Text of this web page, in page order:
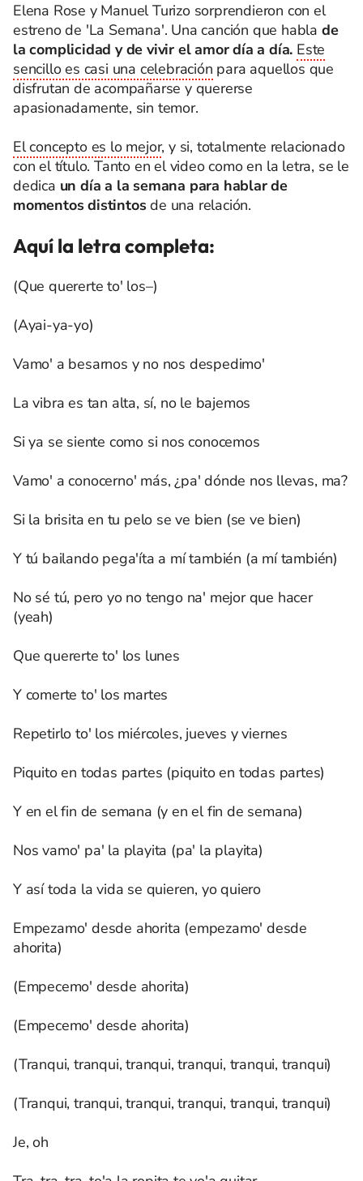
Elena Rose y Manuel Turizo sorprendieron con el
estreno de 'La Semana'. Una canción que habla de
la complicidad y de vivir el amor día a día. Este
sencillo es casi una celebración para aquellos que
disfrutan de acompañarse y quererse
apasionadamente, sin temor.
El concepto es lo mejor, y si, totalmente relacionado
con el título. Tanto en el video como en la letra, se le
dedica un día a la semana para hablar de
momentos distintosde una relación.
Aquí la letra completa:
(Que quererte to' los–)
(Ayai-ya-yo)
Vamo' a besarnos y no nos despedimo'
La vibra es tan alta, sí, no le bajemos
Si ya se siente como si nos conocemos
Vamo' a conocerno' más, ¿pa' dónde nos llevas, ma?
Si la brisita en tu pelo se ve bien (se ve bien)
Y tú bailando pega'íta a mí también (a mí también)
No sé tú, pero yo no tengo na' mejor que hacer
(yeah)
Que quererte to' los lunes
Y comerte to' los martes
Repetirlo to' los miércoles, jueves y viernes
Piquito en todas partes (piquito en todas partes)
Y en el fin de semana (y en el fin de semana)
Nos vamo' pa' la playita (pa' la playita)
Y así toda la vida se quieren, yo quiero
Empezamo' desde ahorita (empezamo' desde
ahorita)
(Empecemo' desde ahorita)
(Empecemo' desde ahorita)
(Tranqui, tranqui, tranqui, tranqui, tranqui, tranqui)
(Tranqui, tranqui, tranqui, tranqui, tranqui, tranqui)
Je, oh